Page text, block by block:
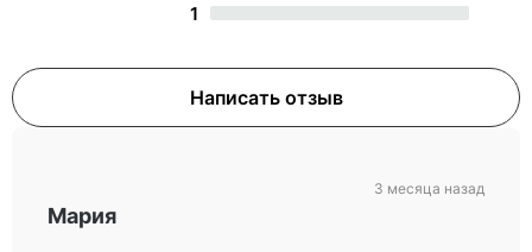
1
Написать отзыв
Мария
3 месяца назад